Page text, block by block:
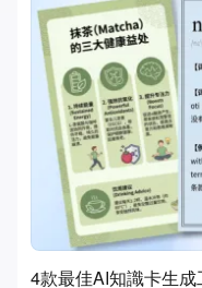
4款最佳AI知識卡生